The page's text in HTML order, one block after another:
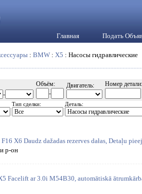
Главная Подать
: BMW : X5 : Насосы гидравлические
-
Объём:
-
Двигатель: Номер детали:
Тип сделки: Деталь:
X6 Daudz dažadas rezerves dałas, Detaļu
р-он
Facelift ar 3.0i M54B30, automātiskā